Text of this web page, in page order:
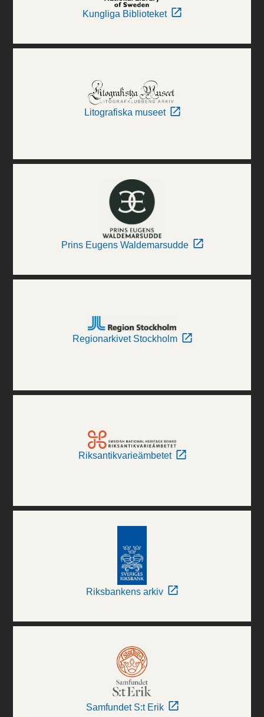
Kungliga Biblioteket
Litografiska museet
Prins Eugens Waldemarsudde
Regionarkivet Stockholm
Riksantikvarieämbetet
Riksbankens arkiv
Samfundet S:t Erik